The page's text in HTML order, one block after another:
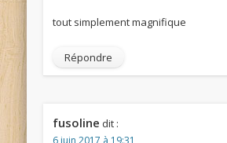
tout simplement magnifique
Répondre
fusoline dit :